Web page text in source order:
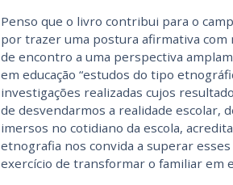
Penso que o livro contribui para o
por trazer uma postura afirmativa com
de encontro a uma perspectiva
em educação “estudos do tipo
investigações realizadas cujos
de desvendarmos a realidade escolar,
imersos no cotidiano da escola,
etnografia nos convida a superar
exercício de transformar o familiar em